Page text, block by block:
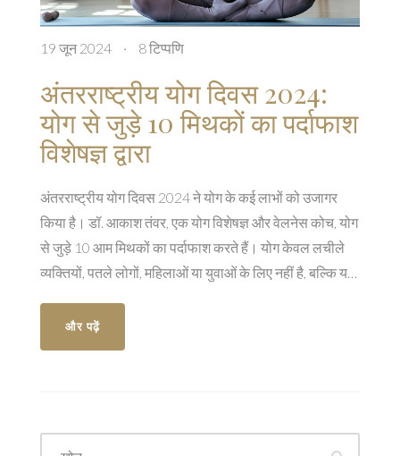
19 जून 2024 · 8 टिप्पणि
अंतरराष्ट्रीय योग दिवस 2024:
योग से जुड़े 10 मिथकों का पर्दाफाश
विशेषज्ञ द्वारा
अंतरराष्ट्रीय योग दिवस 2024 ने योग के कई लाभों को उजागर
किया है। डॉ. आकाश तंवर, एक योग विशेषज्ञ और वेलनेस कोच, योग
से जुड़े 10 आम मिथकों का पर्दाफाश करते हैं। योग केवल लचीले
व्यक्तियों, पतले लोगों, महिलाओं या युवाओं के लिए नहीं है, बल्कि यह
और पढ़ें